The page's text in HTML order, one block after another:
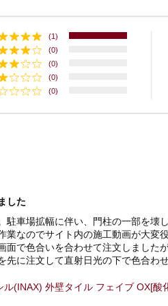
(1)
(0)
(0)
(0)
(0)
した
駐車場拡幅に伴い、門柱の一部を壊
業なのでサイト内の施工動画が大変
面で色合いを合わせて注文しました
に注文して直射日光の下で色合わ
ル(INAX) 外壁タイル フェイブ OX[